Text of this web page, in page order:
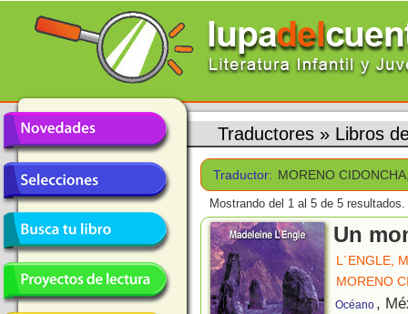
Traductores » Libros
Traductor: MORENO
Mostrando del 1 al 5 de 5 resultados.
Un
L´ENGLE,
MORENO
Océano ,